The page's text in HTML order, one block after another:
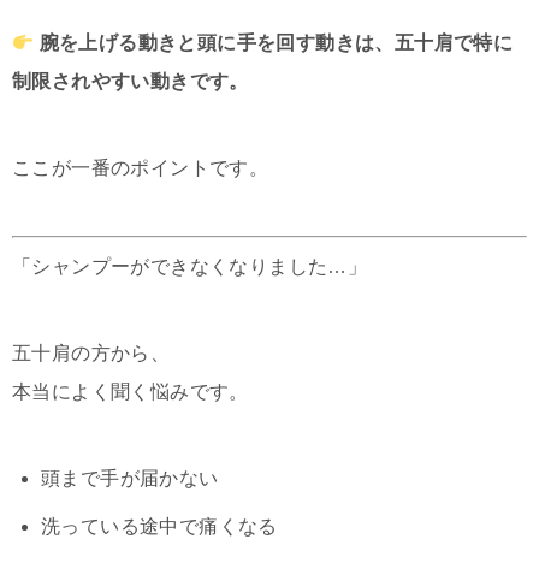
腕を上げる動きと頭に手を回す動きは、五十肩で特に
制限されやすい動きです。
ここが一番のポイントです。
「シャンプーができなくなりました…」
五十肩の方から、
本当によく聞く悩みです。
頭まで手が届かない
洗っている途中で痛くなる